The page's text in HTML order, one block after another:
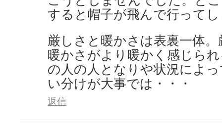
すると帽子が飛んで行って
厳しさと暖かさは表裏一体
暖かさがより暖かく感じら
の人の人となりや状況によ
い分けが大事では・・・
返信